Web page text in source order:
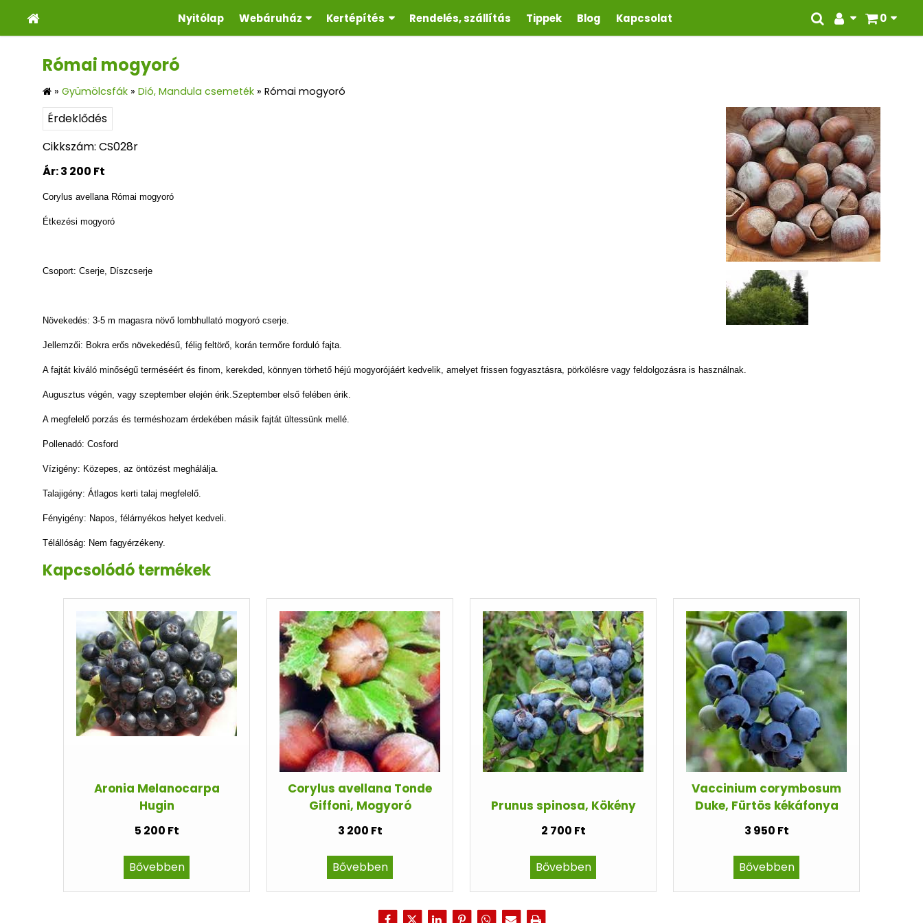
0
Nyitólap Webáruház Kertépítés Rendelés, szállítás Tippek Blog Kapcsolat
Római mogyoró
» Gyümölcsfák » Dió, Mandula csemeték » Római mogyoró
Érdeklődés
Cikkszám: CS028r
Ár:3 200 Ft
Corylus avellana Római mogyoró
Étkezési mogyoró
Csoport: Cserje, Díszcserje
Növekedés: 3-5 m magasra növő lombhullató mogyoró cserje.
Jellemzői: Bokra erős növekedésű, félig feltörő, korán termőre forduló fajta.
A fajtát kiváló minőségű terméséért és finom, kerekded, könnyen törhető héjú mogyorójáért kedvelik, amelyet frissen fogyasztásra, pörkölésre vagy feldolgozásra is használnak.
Augusztus végén, vagy szeptember elején érik.Szeptember első felében érik.
A megfelelő porzás és terméshozam érdekében másik fajtát ültessünk mellé.
Pollenadó: Cosford
Vízigény: Közepes, az öntözést meghálálja.
Talajigény: Átlagos kerti talaj megfelelő.
Fényigény: Napos, félárnyékos helyet kedveli.
Télállóság: Nem fagyérzékeny.
Kapcsolódó termékek
Aronia Melanocarpa
Hugin
5 200 Ft
Bővebben
Corylus avellana Tonde
Giffoni, Mogyoró
3 200 Ft
Bővebben
Prunus spinosa, Kökény
2 700 Ft
Bővebben
Vaccinium corymbosum
Duke, Fürtös kékáfonya
3 950 Ft
Bővebben